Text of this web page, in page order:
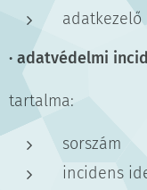
adatkezelő
· adatvédelmi
tartalma:
sorszám
incidens